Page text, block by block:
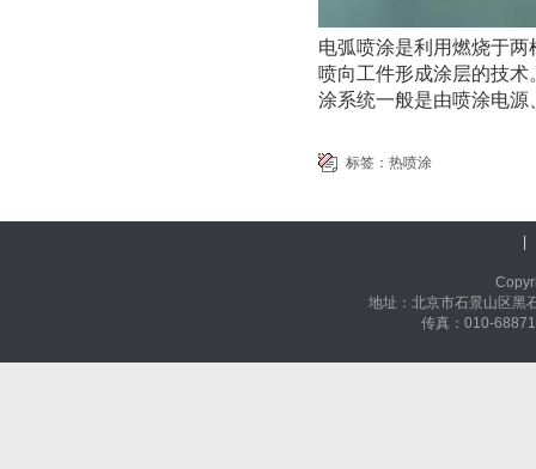
电弧喷涂是利用燃烧于
喷向工件形成涂层的技
涂系统一般是由喷涂电
标签： 热喷涂
地址：北京市石景山
传真：010-